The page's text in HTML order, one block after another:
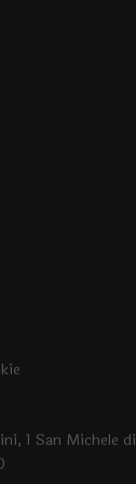
1 San Michele di